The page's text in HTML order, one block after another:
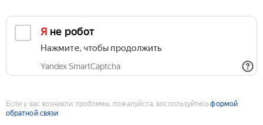
Я не робот
Нажмите, чтобы продолжить
Yandex SmartCaptcha
Если у вас возникли проблемы, пожалуйста, воспользуйтесьформой
обратной связи